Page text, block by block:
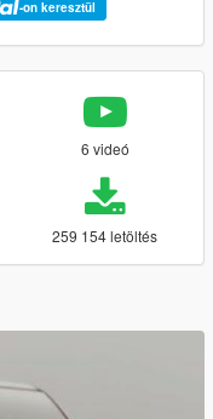
-on keresztül
6 videó
259 154 letöltés